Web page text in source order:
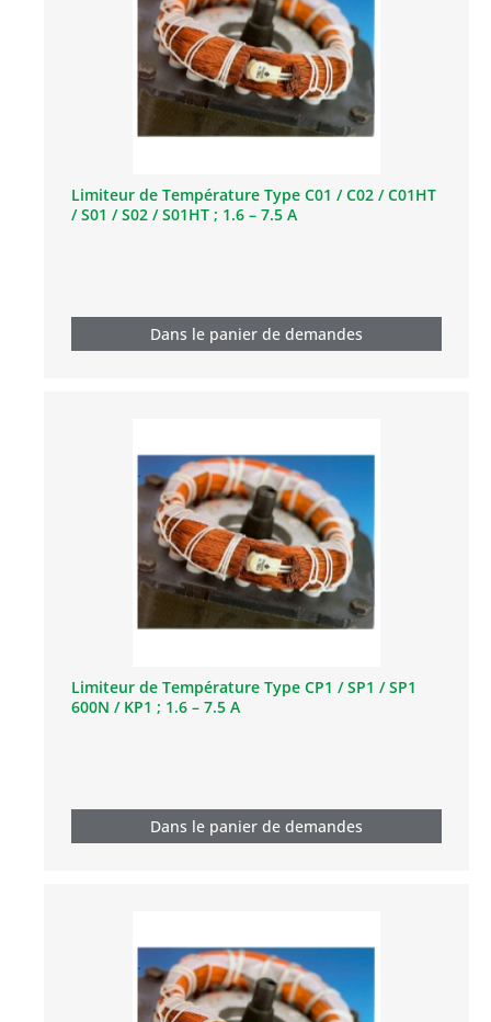
Limiteur de Température Type C01 / C02 / C01HT
/ S01 / S02 / S01HT ; 1.6 – 7.5 A
Dans le panier de demandes
Limiteur de Température Type CP1 / SP1 / SP1
600N / KP1 ; 1.6 – 7.5 A
Dans le panier de demandes